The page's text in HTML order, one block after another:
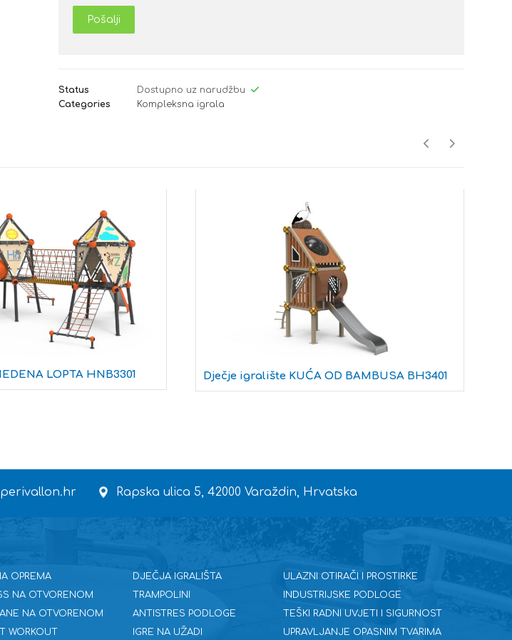
Pošalji
Status
Dostupno uz narudžbu
Categories
Kompleksna igrala
LOPTA HNB3301 Dječje igralište KUĆA OD BAMBUSA BH3401
Rapska ulica 5, 42000 Varaždin, Hrvatska
OPREMA
NA OTVORENOM
NA OTVORENOM
WORKOUT
DJEČJA IGRALIŠTA
TRAMPOLINI
ANTISTRES PODLOGE
IGRE NA UŽADI
ULAZNI OTIRAČI I PROSTIRKE
INDUSTRIJSKE PODLOGE
TEŠKI RADNI UVJETI I SIGURNOST
UPRAVLJANJE OPASNIM TVARIMA